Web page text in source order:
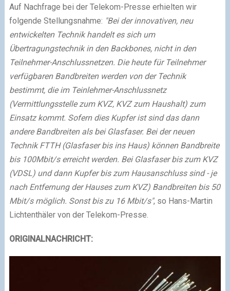
Auf Nachfrage bei der Telekom-Presse erhielten wir
folgende Stellungsnahme: "Bei der innovativen, neu
entwickelten Technik handelt es sich um
Übertragungstechnik in den Backbones, nicht in den
Teilnehmer-Anschlussnetzen. Die heute für Teilnehmer
verfügbaren Bandbreiten werden von der Technik
bestimmt, die im Teinlehmer-Anschlussnetz
(Vermittlungsstelle zum KVZ, KVZ zum Haushalt) zum
Einsatz kommt. Sofern dies Kupfer ist sind das dann
andere Bandbreiten als bei Glasfaser. Bei der neuen
Technik FTTH (Glasfaser bis ins Haus) können Bandbreite
bis 100Mbit/s erreicht werden. Bei Glasfaser bis zum KVZ
(VDSL) und dann Kupfer bis zum Hausanschluss sind - je
nach Entfernung der Hauses zum KVZ) Bandbreiten bis 50
Mbit/s möglich. Sonst bis zu 16 Mbit/s", so Hans-Martin
Lichtenthäler von der Telekom-Presse.
ORIGINALNACHRICHT: